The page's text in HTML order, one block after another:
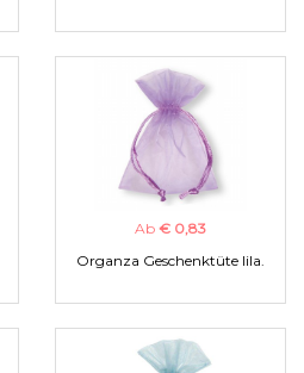
Ab € 0,83
Organza Geschenktüte lila.